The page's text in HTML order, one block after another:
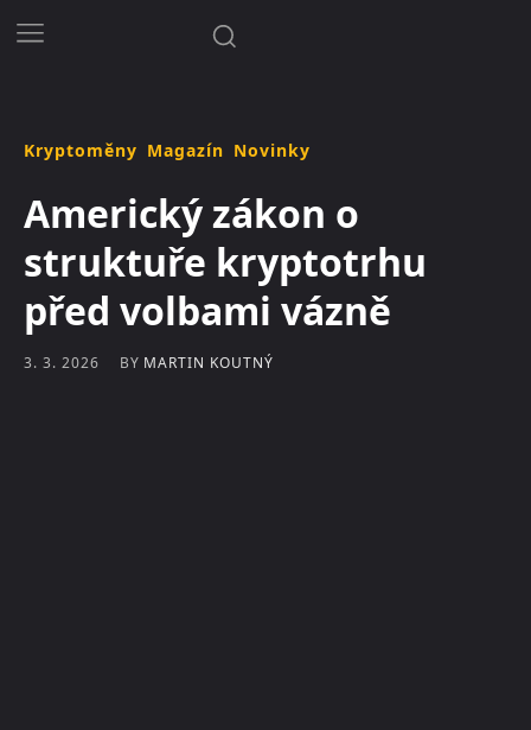
Kryptoměny Magazín Novinky
Americký zákon o
struktuře kryptotrhu
před volbami vázně
3. 3. 2026 BY MARTIN KOUTNÝ